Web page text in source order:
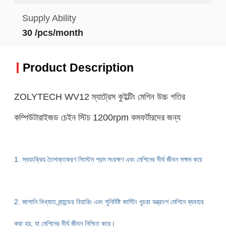
Supply Ability
30 /pcs/month
Product Description
ZOLYTECH WV12 ম্যাট্রেস কুইল্টিং মেশিন উচ্চ গতির
কম্পিউটারাইজড চেইন স্টিচ 1200rpm কমফর্টারদের জন্য
1. স্বয়ংক্রিয় তৈলাক্তকরণ সিস্টেম শ্রম সংরক্ষণ এবং মেশিনের দীর্ঘ জীবন সক্ষম করে
2. জাপানি বিখ্যাত ব্র্যান্ডের বিয়ারিং এবং সুনির্দিষ্ট কাস্টিং খুচরা যন্ত্রাংশ মেশিনে ব্যবহার
করা হয়, যা মেশিনের দীর্ঘ জীবন নিশ্চিত করে।